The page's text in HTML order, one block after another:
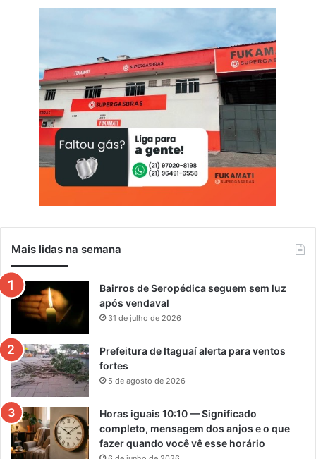
Mais lidas na semana
Bairros de Seropédica seguem sem luz
após vendaval
31 de julho de 2026
Prefeitura de Itaguaí alerta para ventos
fortes
5 de agosto de 2026
Horas iguais 10:10 — Significado
completo, mensagem dos anjos e o que
fazer quando você vê esse horário